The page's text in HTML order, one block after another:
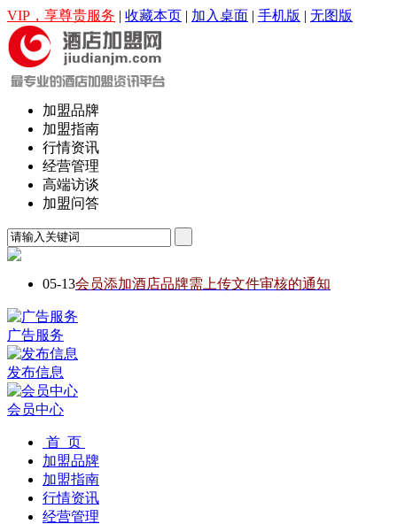
VIP，享尊贵服务 | 收藏本页 | 加入桌面 | 手机版 | 无图版
加盟品牌
加盟指南
行情资讯
经营管理
高端访谈
加盟问答
05-13会员添加酒店品牌需上传文件审核的通知
广告服务
发布信息
会员中心
首 页
加盟品牌
加盟指南
行情资讯
经营管理